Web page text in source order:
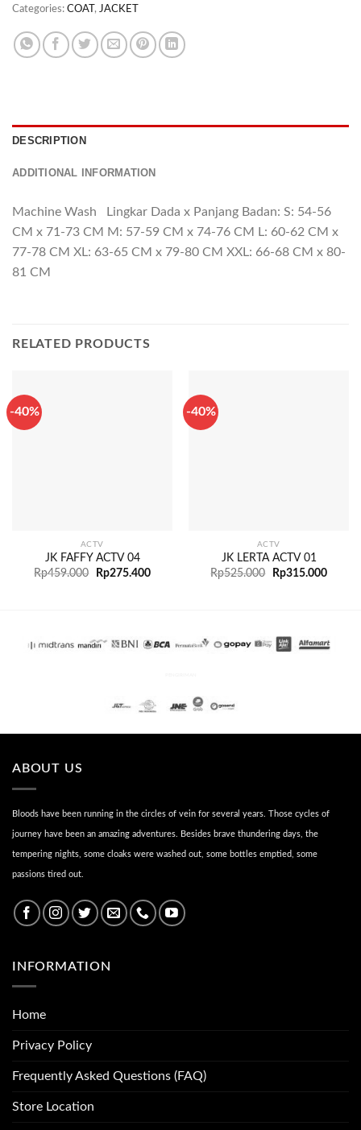
Categories: COAT , JACKET
DESCRIPTION
ADDITIONAL INFORMATION
Machine Wash Lingkar Dada x Panjang Badan: S: 54-56
CM x 71-73 CM M: 57-59 CM x 74-76 CM L: 60-62 CM x
77-78 CM XL: 63-65 CM x 79-80 CM XXL: 66-68 CM x 80-
81 CM
RELATED PRODUCTS
-40%
ACTV
JK FAFFY ACTV 04
Rp459.000 Rp275.400
-40%
ACTV
JK LERTA ACTV 01
Rp525.000 Rp315.000
ABOUT US
Bloods have been running in the circles of vein for several years. Those cycles of
journey have been an amazing adventures. Besides brave thundering days, the
tempering nights, some cloaks were washed out, some bottles emptied, some
passions tired out.
INFORMATION
Home
Privacy Policy
Frequently Asked Questions (FAQ)
Store Location